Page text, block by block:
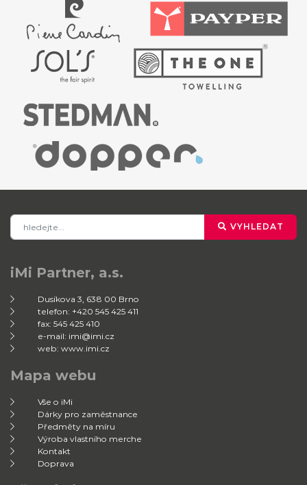
VYHLEDAT
iMi Partner, a.s.
Dusíkova 3, 638 00 Brno
telefon: +420 545 425 411
fax: 545 425 410
e-mail: imi@imi.cz
web: www.imi.cz
Mapa webu
Vše o iMi
Dárky pro zaměstnance
Předměty na míru
Výroba vlastního merche
Kontakt
Doprava